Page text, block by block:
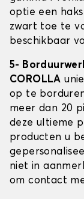
optie een
zwart toe te
beschikbaar
5-
COROLLA
op te
meer dan 20
deze ultieme
producten u
niet in
om contact